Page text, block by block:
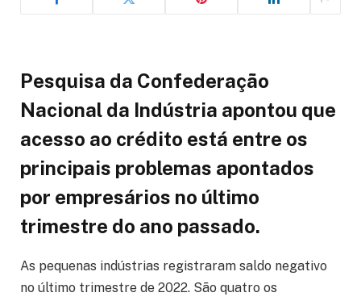
Pesquisa da Confederação
Nacional da Indústria apontou que
acesso ao crédito está entre os
principais problemas apontados
por empresários no último
trimestre do ano passado.
As pequenas indústrias registraram saldo negativo
no último trimestre de 2022. São quatro os